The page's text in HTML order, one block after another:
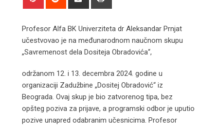
Profesor Alfa BK Univerziteta dr Aleksandar Prnjat
učestvovao je na međunarodnom naučnom skupu
„Savremenost dela Dositeja Obradovića“,
održanom 12. i 13. decembra 2024. godine u
organizaciji Zadužbine „Dositej Obradović“ iz
Beograda. Ovaj skup je bio zatvorenog tipa, bez
opšteg poziva za prijave, a programski odbor je uputio
pozive unapred odabranim učesnicima. Profesor